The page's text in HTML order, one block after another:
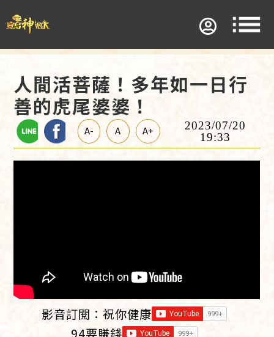
人間活菩薩！多年如一日行
善的虎尾婆婆！
A- A A+
2023/07/20
19:33
影音訂閱：祝你健康
94要賺錢